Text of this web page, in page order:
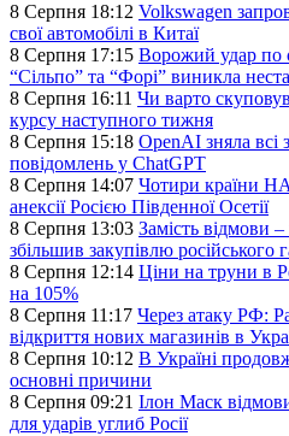
8 Серпня 18:12 Volkswagen
свої автомобілі в Китаї
8 Серпня 17:15 Ворожий удар по
“Сільпо” та “Форі” виникла
8 Серпня 16:11 Чи варто
курсу наступного тижня
8 Серпня 15:18 OpenAI зняла всі
повідомлень у ChatGPT
8 Серпня 14:07 Чотири країни
анексії Росією Південної Осетії
8 Серпня 13:03 Замість відмови
збільшив закупівлю російського
8 Серпня 12:14 Ціни на труни в
на 105%
8 Серпня 11:17 Через атаку РФ:
відкриття нових магазинів в
8 Серпня 10:12 В Україні
основні причини
8 Серпня 09:21 Ілон Маск
для ударів углиб Росії